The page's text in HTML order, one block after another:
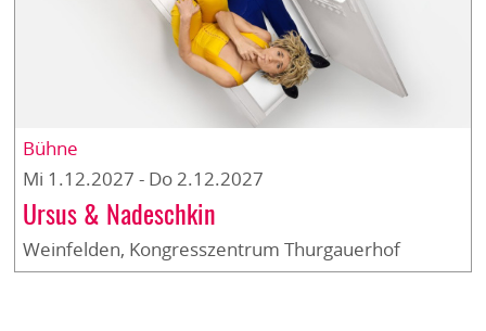
Bühne
Mi 1.12.2027 - Do 2.12.2027
Ursus & Nadeschkin
Weinfelden, Kongresszentrum Thurgauerhof